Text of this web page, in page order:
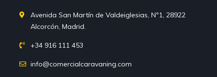
Avenida San Martín de Valdeiglesias, Nº1, 28922
Alcorcón, Madrid.
+34 916 111 453
info@comercialcaravaning.com